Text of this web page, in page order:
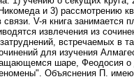
и 3) рассмотрению
V-я книга
извлечения из
встречаемых в
для изучения
шаре, Феодосия о
Объяснения П.